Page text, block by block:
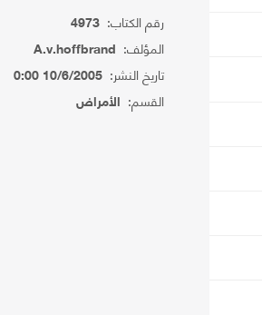
رقم الكتاب: 4973
المؤلف: A.v.hoffbrand
تاريخ النشر: 10/6/2005 0:00
القسم: الأمراض